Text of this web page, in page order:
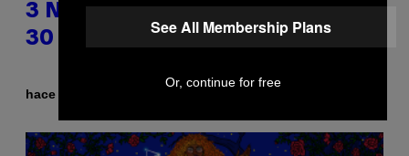
3 No-Skip Pop Albums Turning
30 This Year
hace 1 hora
See All Membership Plans
Or, continue for free